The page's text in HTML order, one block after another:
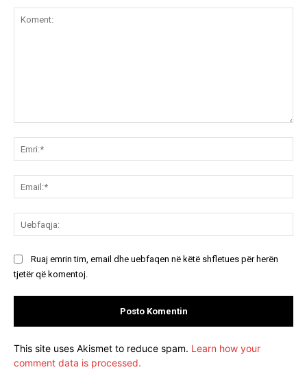
Ruaj emrin tim, email dhe uebfaqen në këtë shfletues për herën
tjetër që komentoj.
This site uses Akismet to reduce spam. Learn how your
comment data is processed.